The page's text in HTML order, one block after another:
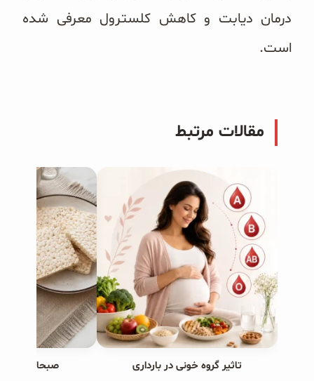
درمان دیابت و کاهش کلسترول معرفی شده
است.
مقالات مرتبط
تاثیر گروه خونی در بارداری صبحانه های